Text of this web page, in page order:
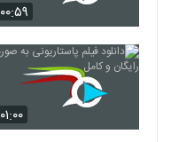
۰۰:۵۹
۰۱:۰۰